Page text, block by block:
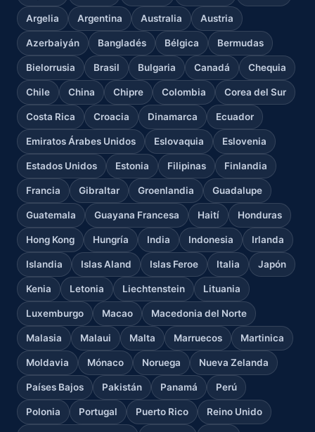
Argelia Argentina Australia Austria
Azerbaiyán Bangladés Bélgica Bermudas
Bielorrusia Brasil Bulgaria Canadá Chequia
Chile China Chipre Colombia Corea del Sur
Costa Rica Croacia Dinamarca Ecuador
Emiratos Árabes Unidos Eslovaquia Eslovenia
Estados Unidos Estonia Filipinas Finlandia
Francia Gibraltar Groenlandia Guadalupe
Guatemala Guayana Francesa Haití Honduras
Hong Kong Hungría India Indonesia Irlanda
Islandia Islas Aland Islas Feroe Italia Japón
Kenia Letonia Liechtenstein Lituania
Luxemburgo Macao Macedonia del Norte
Malasia Malaui Malta Marruecos Martinica
Moldavia Mónaco Noruega Nueva Zelanda
Países Bajos Pakistán Panamá Perú
Polonia Portugal Puerto Rico Reino Unido